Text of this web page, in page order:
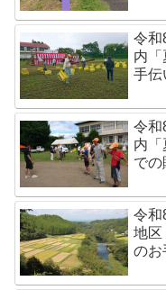
令和
内「
手伝
令和
内「
での
令和
地区
のお